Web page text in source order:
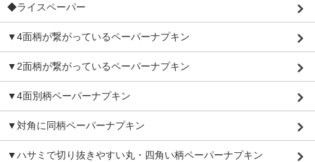
◆ライスペーパー
▼4面柄が繋がっているペーパーナプキン
▼2面柄が繋がっているペーパーナプキン
▼4面別柄ペーパーナプキン
▼対角に同柄ペーパーナプキン
▼ハサミで切り抜きやすい丸・四角い柄ペーパーナプキン